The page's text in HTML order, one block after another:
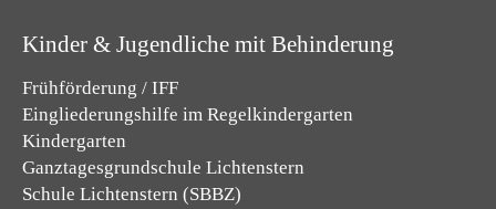
Kinder & Jugendliche mit Behinderung
Frühförderung / IFF
Eingliederungshilfe im Regelkindergarten
Kindergarten
Ganztagesgrundschule Lichtenstern
Schule Lichtenstern (SBBZ)